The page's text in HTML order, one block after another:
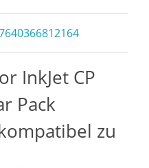
InkJet CP
Pack
zu